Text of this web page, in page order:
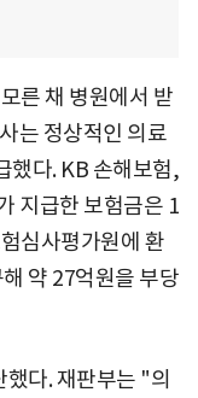
른 채 병원에서 받
는 정상적인 의료
했다. KB 손해보험,
지급한 보험금은 1
심사평가원에 환
약 27억원을 부당
다. 재판부는 "의